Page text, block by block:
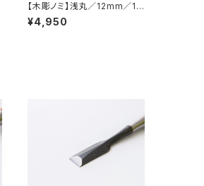
【木彫ノミ】浅丸／12mm／15
mm
¥4,950